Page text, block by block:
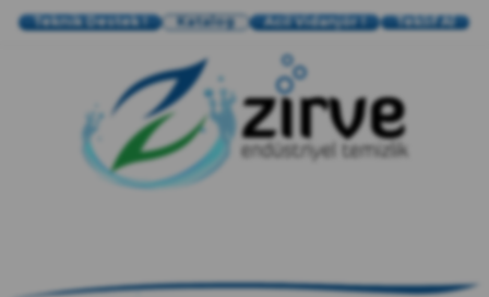
Teknik Destek ! Katalog Acil Vidanjör ! Teklif Al